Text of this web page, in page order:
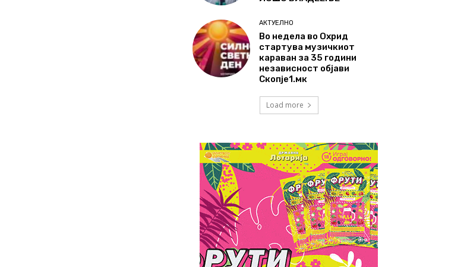
АКТУЕЛНО
Во недела во Охрид
стартува музичкиот
караван за 35 години
независност објави
Скопје1.мк
Load more